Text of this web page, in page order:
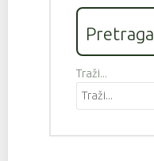
Pretraga
Traži...